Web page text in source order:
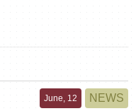
June, 12 NEWS